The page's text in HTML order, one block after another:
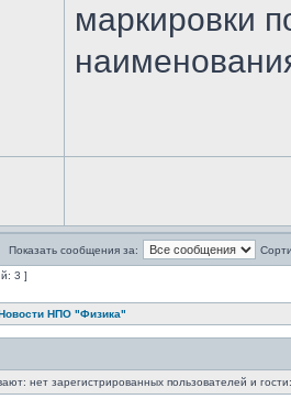
маркировки
Показать сообщения за:
3 ]
НПО "Физика"
нет зарегистрированных пользователей и